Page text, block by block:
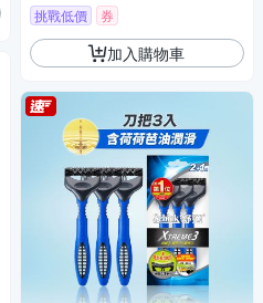
挑戰低價 券
加入購物車